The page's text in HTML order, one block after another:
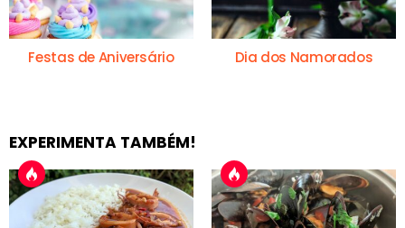
Festas de Aniversário Dia dos Namorados
EXPERIMENTA TAMBÉM!